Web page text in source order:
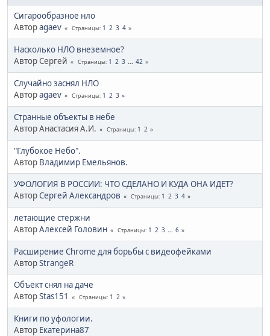
Сигарообразное нло
Авторagaev Страницы 1 2 3 4
Насколько НЛО внеземное?
Автор Сергей
Страницы 1 2 3 ... 42
Случайно заснял НЛО
Авторagaev Страницы 1 2 3
Странные объекты в небе
Автор Анастасия А.И.
Страницы 1 2
"Глубокое Небо".
Автор Владимир Емельянов.
УФОЛОГИЯ В РОССИИ: ЧТО СДЕЛАНО И КУДА ОНА ИДЕТ?
АвторСергей Александров Страницы 1 2 3 4
летающие стержни
АвторАлексей Головин Страницы 1 2 3 ... 6
Расширение Chrome для борьбы с видеофейками
АвторStrangeR
Объект снял на даче
АвторStas151 Страницы 1 2
Книги по уфологии.
Автор Екатерина87